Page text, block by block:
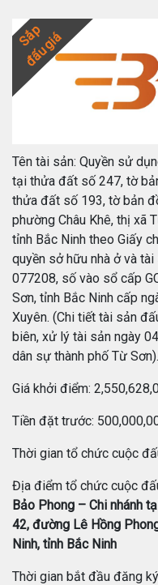
Sắp
đấu giá
Tên tài sản: Quyền sử
tại thửa đất số 247, tờ
thửa đất số 193, tờ bản
phường Châu Khê, thị xã
tỉnh Bắc Ninh theo Giấy
quyền sở hữu nhà ở và
077208, số vào sổ cấp
Sơn, tỉnh Bắc Ninh cấp
Xuyên. (Chi tiết tài sản
biên, xử lý tài sản ngày
dân sự thành phố Từ Sơn).
Giá khởi điểm:
Tiền đặt trước:
Thời gian tổ chức cuộc
Địa điểm tổ chức cuộc
Bảo Phong – Chi nhánh
42, đường Lê Hồng
Ninh, tỉnh Bắc Ninh
Thời gian bắt đầu đăng